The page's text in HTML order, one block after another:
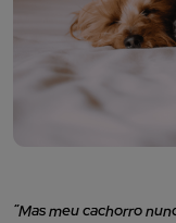
“Mas meu cachorro